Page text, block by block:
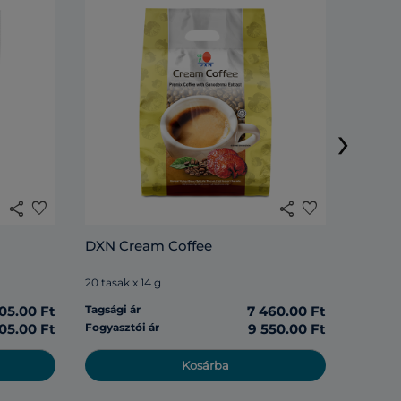
share favorite
Ft
Ft
share favorite
DXN Cream Coffee
20 tasak x 14 g
Tagsági ár
7 460.00 Ft
Fogyasztói ár 9 550.00 Ft
Kosárba
›